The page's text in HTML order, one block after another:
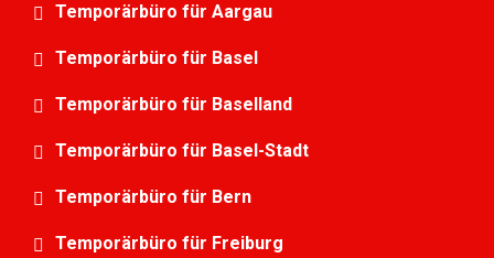
Temporärbüro für Aargau
Temporärbüro für Basel
Temporärbüro für Baselland
Temporärbüro für Basel-Stadt
Temporärbüro für Bern
Temporärbüro für Freiburg